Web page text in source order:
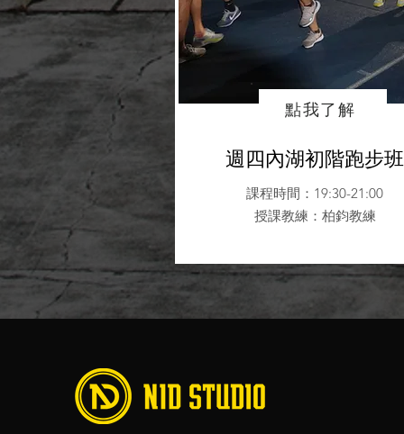
點我了解
週四內湖初階跑步班
課程時間：19:30-21:00
授課教練 ：柏鈞教練